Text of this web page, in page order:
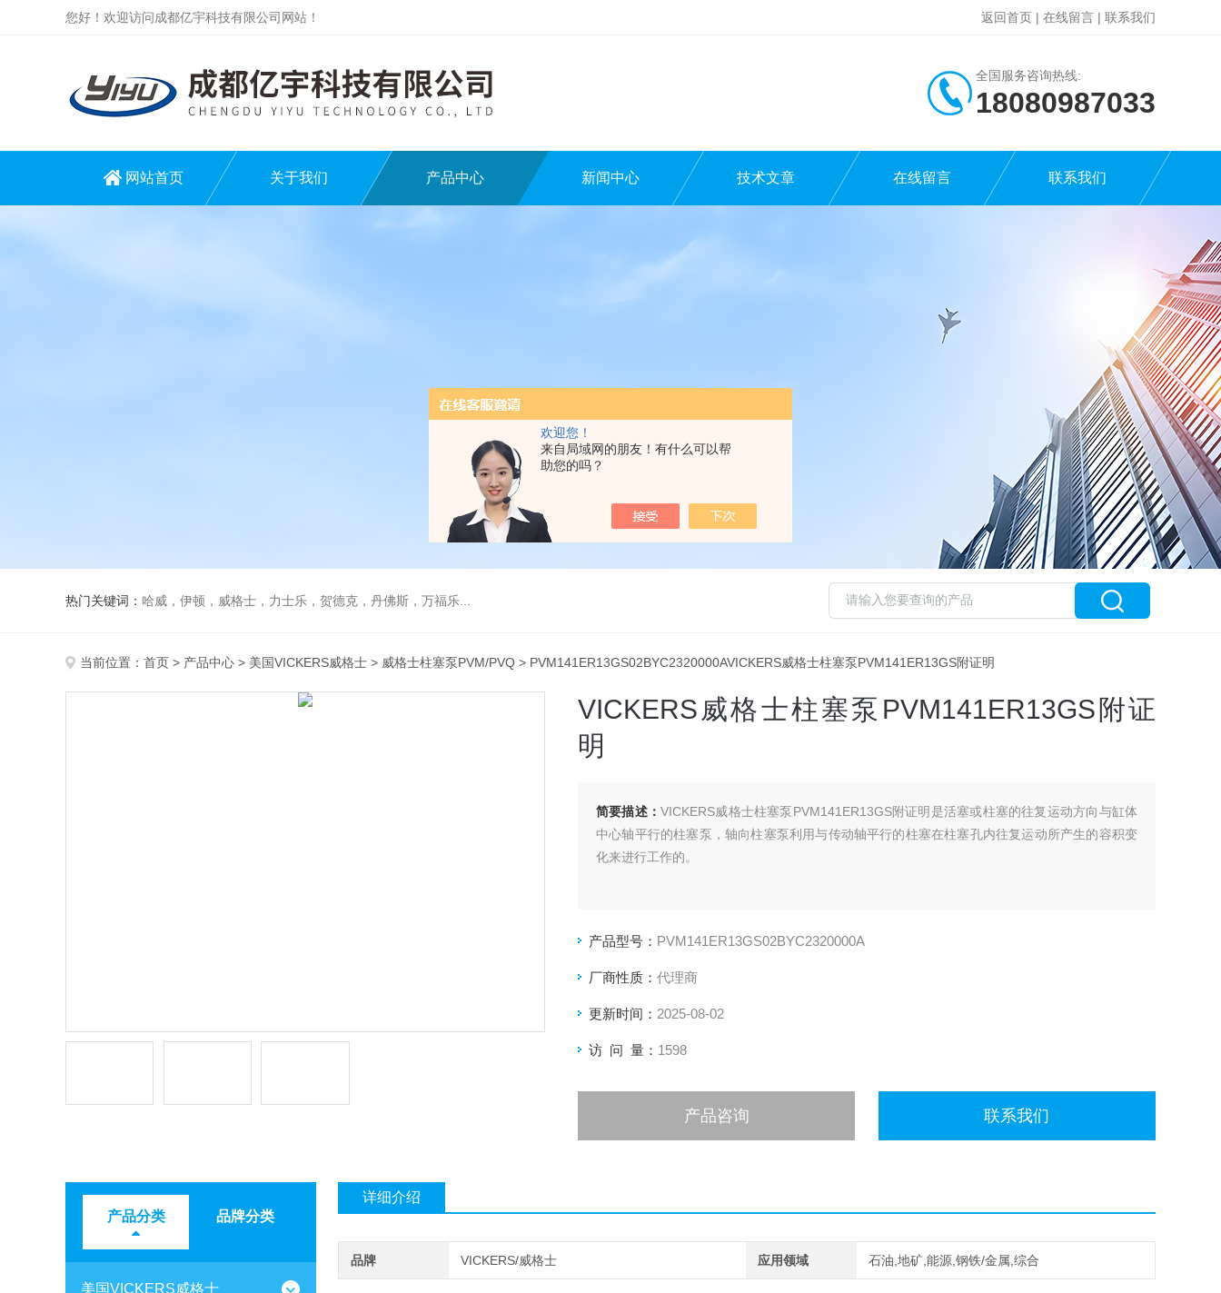
欢迎您！
来自局域网的朋友！有什么可以帮
助您的吗？
您好！欢迎访问成都亿宇科技有限公司网站！ 返回首页 | 在线留言 | 联系我们
全国服务咨询热线:
18080987033
网站首页 关于我们 产品中心 新闻中心 技术文章 在线留言 联系我们
热门关键词： 哈威，伊顿，威格士，力士乐，贺德克，丹佛斯，万福乐...
当前位置： 首页 > 产品中心 > 美国VICKERS威格士 > 威格士柱塞泵PVM/PVQ > PVM141ER13GS02BYC2320000AVICKERS威格士柱塞泵PVM141ER13GS附证明
VICKERS威格士柱塞泵PVM141ER13GS附证
明
简要描述：VICKERS威格士柱塞泵PVM141ER13GS附证明是活塞或柱塞的往复运动方向与缸体
中心轴平行的柱塞泵，轴向柱塞泵利用与传动轴平行的柱塞在柱塞孔内往复运动所产生的容积变
化来进行工作的。
产品型号： PVM141ER13GS02BYC2320000A
厂商性质： 代理商
更新时间： 2025-08-02
访 问 量： 1598
产品咨询 联系我们
产品分类 品牌分类
美国VICKERS威格士
详细介绍
品牌 VICKERS/威格士 应用领域 石油,地矿,能源,钢铁/金属,综合